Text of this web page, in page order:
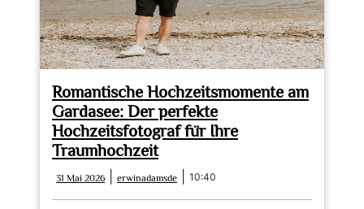
Romantische Hochzeitsmomente am
Gardasee: Der perfekte
Hochzeitsfotograf für Ihre
Traumhochzeit
31 Mai 2026
Mai
2026
erwinadamsde erwinadamsde
10:40